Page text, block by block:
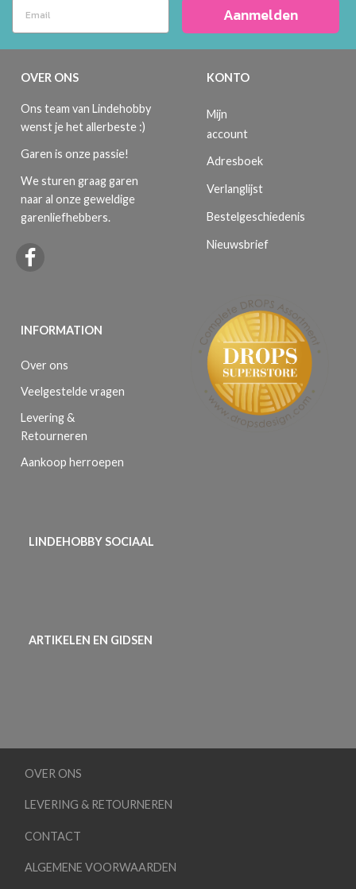
Aanmelden
OVER ONS
Ons team van Lindehobby
wenst je het allerbeste :)
Garen is onze passie!
We sturen graag garen
naar al onze geweldige
garenliefhebbers.
INFORMATION
Over ons
Veelgestelde vragen
Levering &
Retourneren
Aankoop herroepen
KONTO
Mijn
account
Adresboek
Verlanglijst
Bestelgeschiedenis
Nieuwsbrief
LINDEHOBBY SOCIAAL
ARTIKELEN EN GIDSEN
OVER ONS
LEVERING & RETOURNEREN
CONTACT
ALGEMENE VOORWAARDEN